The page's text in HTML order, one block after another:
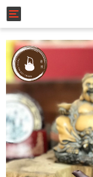
Toggle navigation